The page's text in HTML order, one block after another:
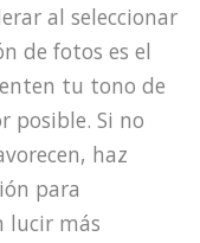
al seleccionar
de fotos es el
tu tono de
posible. Si no
haz
para
lucir más